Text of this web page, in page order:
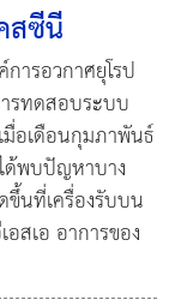
ซีนี
ารอวกาศยุโรป
รทดสอบระบบ
มื่อเดือนกุมภาพันธ์
ด้พบปัญหาบาง
นที่เครื่องรับบน
สเอ อาการของ